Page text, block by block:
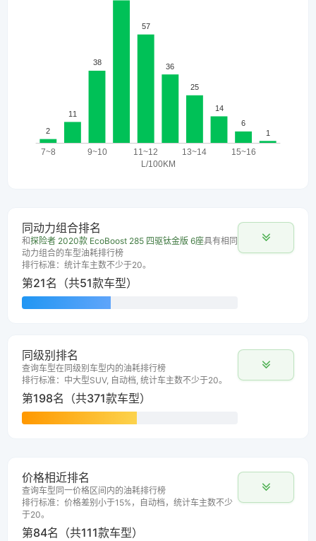
同动力组合排名
和探险者 2020款 EcoBoost 285 四驱钛金版 6座具有相同
动力组合的车型油耗排行榜
排行标准：统计车主数不少于20。
第21名（共51款车型）
同级别排名
查询车型在同级别车型内的油耗排行榜
排行标准：中大型SUV, 自动档, 统计车主数不少于20。
第198名（共371款车型）
价格相近排名
查询车型同一价格区间内的油耗排行榜
排行标准：价格差别小于15%，自动档，统计车主数不少
于20。
第84名（共111款车型）